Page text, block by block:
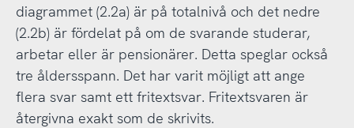
diagrammet (2.2a) är på totalnivå och det nedre
(2.2b) är fördelat på om de svarande studerar,
arbetar eller är pensionärer. Detta speglar också
tre åldersspann. Det har varit möjligt att ange
flera svar samt ett fritextsvar. Fritextsvaren är
återgivna exakt som de skrivits.